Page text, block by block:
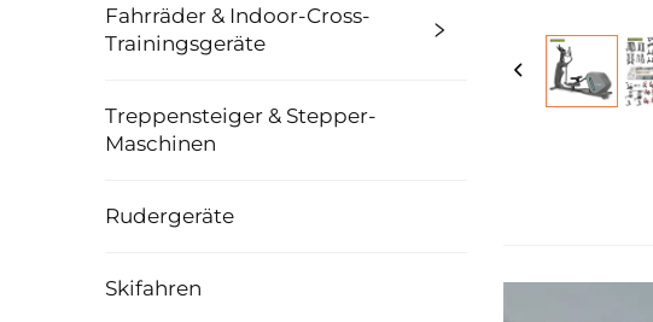
Fahrräder & Indoor-Cross-
Trainingsgeräte
Treppensteiger & Stepper-
Maschinen
Rudergeräte
Skifahren